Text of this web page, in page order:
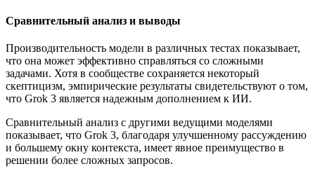
Сравнительный анализ и выводы
Производительность модели в различных тестах показывает,
что она может эффективно справляться со сложными
задачами. Хотя в сообществе сохраняется некоторый
скептицизм, эмпирические результаты свидетельствуют о том,
что Grok 3 является надежным дополнением к ИИ.
Сравнительный анализ с другими ведущими моделями
показывает, что Grok 3, благодаря улучшенному рассуждению
и большему окну контекста, имеет явное преимущество в
решении более сложных запросов.